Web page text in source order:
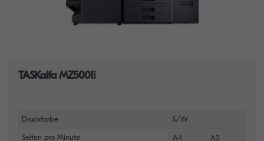
TASKalfa MZ5001i
Druckfarbe S/W
Seiten pro Minute A4 A3